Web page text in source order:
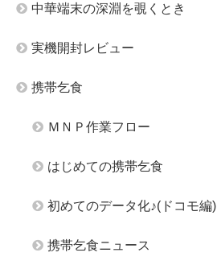
中華端末の深淵を覗くとき
実機開封レビュー
携帯乞食
ＭＮＰ作業フロー
はじめての携帯乞食
初めてのデータ化♪(ドコモ編)
携帯乞食ニュース